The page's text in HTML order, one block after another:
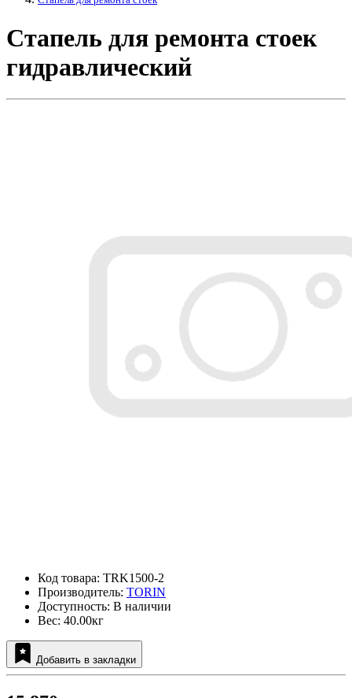
Стапель для ремонта стоек
гидравлический
Код товара: TRK1500-2
Производитель: TORIN
Доступность: В наличии
Вес: 40.00кг
Добавить в закладки